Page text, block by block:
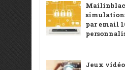
par email
Jeux vidéo